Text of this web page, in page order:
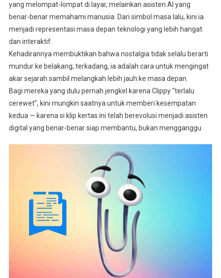
yang melompat-lompat di layar, melainkan asisten AI yang
benar-benar memahami manusia. Dari simbol masa lalu, kini ia
menjadi representasi masa depan teknologi yang lebih hangat
dan interaktif.
Kehadirannya membuktikan bahwa nostalgia tidak selalu berarti
mundur ke belakang; terkadang, ia adalah cara untuk mengingat
akar sejarah sambil melangkah lebih jauh ke masa depan.
Bagi mereka yang dulu pernah jengkel karena Clippy “terlalu
cerewet”, kini mungkin saatnya untuk memberi kesempatan
kedua — karena si klip kertas ini telah berevolusi menjadi asisten
digital yang benar-benar siap membantu, bukan mengganggu.